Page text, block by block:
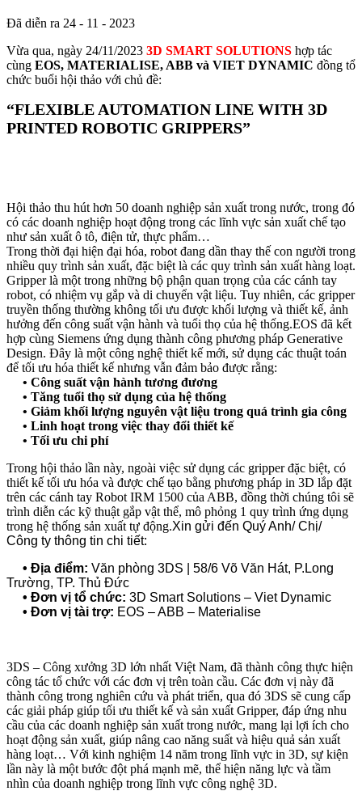
Đã diễn ra 24 - 11 - 2023
Vừa qua, ngày 24/11/2023 3D SMART SOLUTIONS hợp tác
cùng EOS, MATERIALISE, ABB và VIET DYNAMIC đồng tổ
chức buổi hội thảo với chủ đề:
“FLEXIBLE AUTOMATION LINE WITH 3D
PRINTED ROBOTIC GRIPPERS”
Hội thảo thu hút hơn 50 doanh nghiệp sản xuất trong nước, trong đó
có các doanh nghiệp hoạt động trong các lĩnh vực sản xuất chế tạo
như sản xuất ô tô, điện tử, thực phẩm…
Trong thời đại hiện đại hóa, robot đang dần thay thế con người trong
nhiều quy trình sản xuất, đặc biệt là các quy trình sản xuất hàng loạt.
Gripper là một trong những bộ phận quan trọng của các cánh tay
robot, có nhiệm vụ gắp và di chuyển vật liệu. Tuy nhiên, các gripper
truyền thống thường không tối ưu được khối lượng và thiết kế, ảnh
hưởng đến công suất vận hành và tuổi thọ của hệ thống.EOS đã kết
hợp cùng Siemens ứng dụng thành công phương pháp Generative
Design. Đây là một công nghệ thiết kế mới, sử dụng các thuật toán
để tối ưu hóa thiết kế nhưng vẫn đảm bảo được rằng:
• Công suất vận hành tương đương
• Tăng tuổi thọ sử dụng của hệ thống
• Giảm khối lượng nguyên vật liệu trong quá trình gia công
• Linh hoạt trong việc thay đổi thiết kế
• Tối ưu chi phí
Trong hội thảo lần này, ngoài việc sử dụng các gripper đặc biệt, có
thiết kế tối ưu hóa và được chế tạo bằng phương pháp in 3D lắp đặt
trên các cánh tay Robot IRM 1500 của ABB, đồng thời chúng tôi sẽ
trình diễn các kỹ thuật gắp vật thể, mô phỏng 1 quy trình ứng dụng
trong hệ thống sản xuất tự động.Xin gửi đến Quý Anh/ Chị/
Công ty thông tin chi tiết:
• Địa điểm: Văn phòng 3DS | 58/6 Võ Văn Hát, P.Long
Trường, TP. Thủ Đức
• Đơn vị tổ chức: 3D Smart Solutions – Viet Dynamic
• Đơn vị tài trợ: EOS – ABB – Materialise
3DS – Công xưởng 3D lớn nhất Việt Nam, đã thành công thực hiện
công tác tổ chức với các đơn vị trên toàn cầu. Các đơn vị này đã
thành công trong nghiên cứu và phát triển, qua đó 3DS sẽ cung cấp
các giải pháp giúp tối ưu thiết kế và sản xuất Gripper, đáp ứng nhu
cầu của các doanh nghiệp sản xuất trong nước, mang lại lợi ích cho
hoạt động sản xuất, giúp nâng cao năng suất và hiệu quả sản xuất
hàng loạt… Với kinh nghiệm 14 năm trong lĩnh vực in 3D, sự kiện
lần này là một bước đột phá mạnh mẽ, thể hiện năng lực và tầm
nhìn của doanh nghiệp trong lĩnh vực công nghệ 3D.